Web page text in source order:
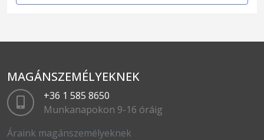
MAGÁNSZEMÉLYEKNEK
+36 1 585 8650
Munkanapokon 9-16 óráig
Áraink magánszemélyeknek